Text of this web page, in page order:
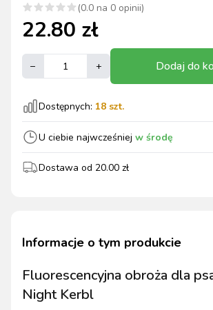
(0.0 na 0 opinii)
22.80 zł
– + Dodaj do
Dostępnych: 18 szt.
U ciebie najwcześniej w środę
Dostawa od 20.00 zł
Informacje o tym produkcie
Fluorescencyjna obroża dla
Night Kerbl